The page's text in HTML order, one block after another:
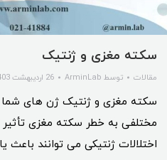
سکته مغزی و ژنتیک
مقالات توسط ArminLab 26 اردیبهشت 1403
سکته مغزی و ژنتیک ژن های شما
مختلفی به خطر سکته مغزی تأثیر
اختلالات ژنتیکی می توانند